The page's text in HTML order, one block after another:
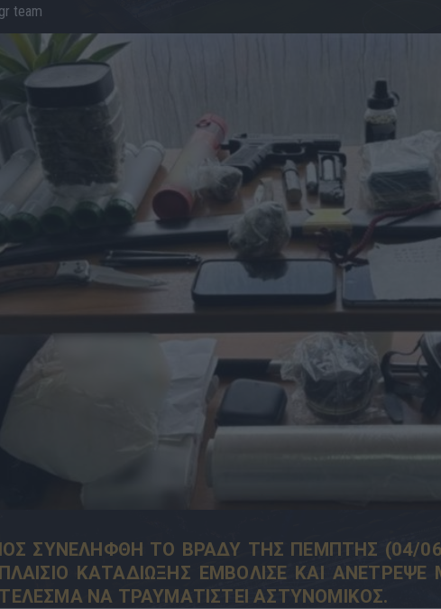
team
ΣΥΝΕΛΗΦΘΗ ΤΟ ΒΡΑΔΥ ΤΗΣ ΠΕΜΠΤΗΣ (04/
ΚΑΤΑΔΙΩΞΗΣ ΕΜΒΟΛΙΣΕ ΚΑΙ
ΝΑ ΤΡΑΥΜΑΤΙΣΤΕΙ ΑΣΤΥΝΟΜΙΚΟΣ.